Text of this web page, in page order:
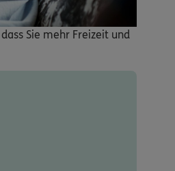
Sie mehr Freizeit und